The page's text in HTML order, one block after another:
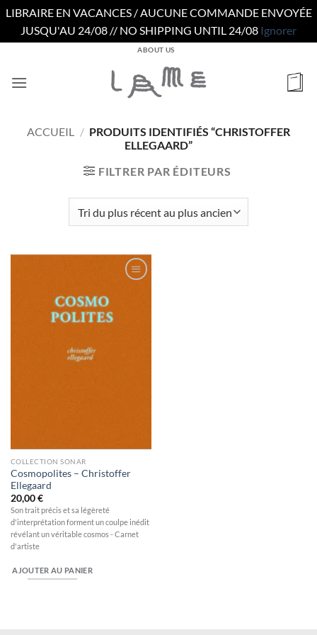
LIBRAIRE EN VACANCES / AUCUNE COMMANDE ENVOYÉE
JUSQU'AU 24/08 // NO SHIPPING UNTIL 24/08 Ignorer
contenu
ABOUT US
ACCUEIL / PRODUITS IDENTIFIÉS “CHRISTOFFER
ELLEGAARD”
FILTRER PAR ÉDITEURS
COLLECTION SONAR
Cosmopolites – Christoffer
Ellegaard
20,00€
Son trait précis et sa légèreté
d'interprétation forment un coulpe inédit
révélant un véritable cosmos - Carnet
d'artiste
AJOUTER AU PANIER